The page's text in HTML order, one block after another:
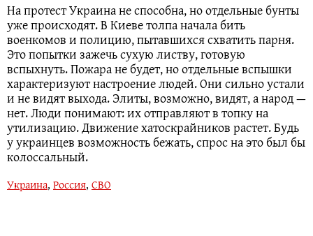
На протест Украина не способна, но отдельные бунты
уже происходят. В Киеве толпа начала бить
военкомов и полицию, пытавшихся схватить парня.
Это попытки зажечь сухую листву, готовую
вспыхнуть. Пожара не будет, но отдельные вспышки
характеризуют настроение людей. Они сильно устали
и не видят выхода. Элиты, возможно, видят, а народ —
нет. Люди понимают: их отправляют в топку на
утилизацию. Движение хатоскрайников растет. Будь
у украинцев возможность бежать, спрос на это был бы
колоссальный.
Украина, Россия, СВО